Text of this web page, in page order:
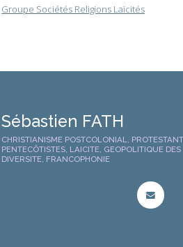
Groupe Sociétés Religions Laïcités
Sébastien FATH
CHRISTIANISME POSTCOLONIAL,
PENTECÔTISTES, LAICITE, GEOPOLITIQUE
DIVERSITE, FRANCOPHONIE